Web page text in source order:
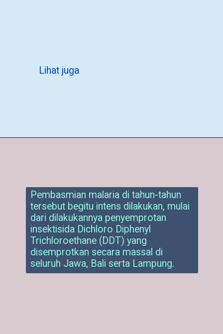
Lihat juga
Pembasmian malaria di tahun-tahun
tersebut begitu intens dilakukan, mulai
dari dilakukannya penyemprotan
insektisida Dichloro Diphenyl
Trichloroethane (DDT) yang
disemprotkan secara massal di
seluruh Jawa, Bali serta Lampung.